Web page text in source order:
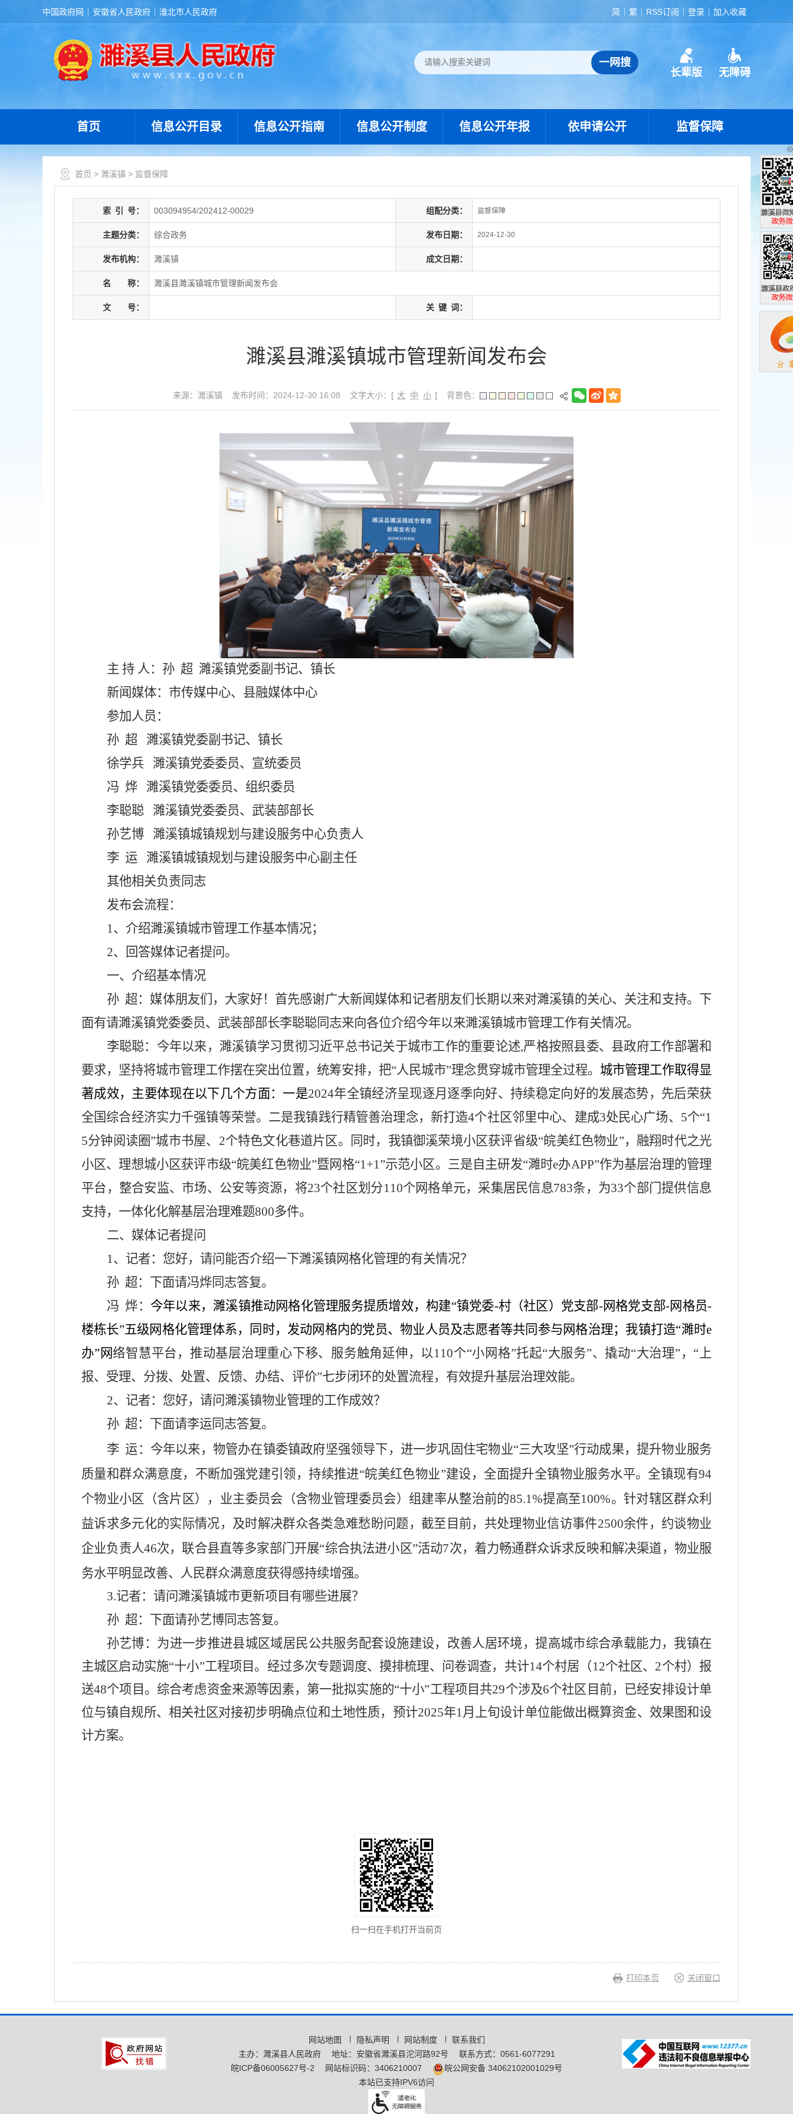
中国政府网 安徽省人民政府 淮北市人民政府 简 繁 RSS订阅 登录 加入收藏
长辈版 无障碍
首页 信息公开目录 信息公开指南 信息公开制度 信息公开年报 依申请公开 监督保障
首页 > 濉溪镇 > 监督保障
索 引 号： 003094954/202412-00029 组配分类： 监督保障
主题分类： 综合政务 发布日期： 2024-12-30
发布机构： 濉溪镇 成文日期：
名 称： 濉溪县濉溪镇城市管理新闻发布会
文 号： 关 键 词：
濉溪县濉溪镇城市管理新闻发布会
来源：濉溪镇 发布时间：2024-12-30 16:08 文字大小：[ 大 中 小 ] 背景色：
主 持 人： 孙 超 濉溪镇党委副书记、镇长
新闻媒体： 市传媒中心、县融媒体中心
参加人员：
孙 超
濉溪镇党委副书记、镇长
徐学兵
濉溪镇党委委员、宣统委员
冯 烨
濉溪镇党委委员、组织委员
李聪聪
濉溪镇党委委员、武装部部长
孙艺博
濉溪镇城镇规划与建设服务中心负责人
李 运
濉溪镇城镇规划与建设服务中心副主任
其他相关负责同志
发布会流程：
1、介绍濉溪镇城市管理工作基本情况；
2、回答媒体记者提问。
一、介绍基本情况
孙 超：媒体朋友们，大家好！首先感谢广大新闻媒体和记者朋友们长期以来对濉溪镇的关心、关注和支持。下
面有请濉溪镇党委委员、武装部部长李聪聪同志来向各位介绍今年以来濉溪镇城市管理工作有关情况。
李聪聪： 今年以来，濉溪镇学习贯彻习近平总书记关于城市工作的重要论述,严格按照县委、 县政府工作部署和
要求， 坚持将城市管理工作摆在突出位置， 统筹安排，把“人民城市”理念贯穿城市管理全过程。 城市管理工作取得显
著成效，主要体现在以下几个方面：一是2024年全镇经济呈现逐月逐季向好、持续稳定向好的发展态势， 先后荣获
全国综合经济实力千强镇等荣誉。二是我镇践行精管善治理念，新打造4个社区邻里中心、 建成3处民心广场、 5个“1
5分钟阅读圈”城市书屋、 2个特色文化巷道片区。同时，我镇御溪荣境小区获评省级“皖美红色物业”，融翔时代之光
小区、理想城小区获评市级“皖美红色物业”暨网格“1+1”示范小区。三是自主研发“濉时e办APP”作为基层治理的管理
平台，整合安监、市场、公安等资源，将23个社区划分110个网格单元，采集居民信息783条，为33个部门提供信息
支持，一体化化解基层治理难题800多件。
二、媒体记者提问
1、记者：您好，请问能否介绍一下濉溪镇网格化管理的有关情况？
孙 超：下面请冯烨同志答复。
冯 烨： 今年以来，濉溪镇推动网格化管理服务提质增效，构建“镇党委-村（社区）党支部-网格党支部-网格员-
楼栋长”五级网格化管理体系，同时，发动网格内的党员、物业人员及志愿者等共同参与网格治理；我镇打造“濉时e
办”网络智慧平台， 推动基层治理重心下移、服务触角延伸，以110个“小网格”托起“大服务”、撬动“大治理”， “ 上
报、受理、分拨、处置、反馈、办结、评价”七步闭环的处置流程，有效提升基层治理效能。
2、 记者：您好，请问濉溪镇物业管理的工作成效？
孙 超：下面请李运同志答复。
李 运：今年以来，物管办在镇委镇政府坚强领导下，进一步巩固住宅物业“三大攻坚”行动成果，提升物业服务
质量和群众满意度，不断加强党建引领，持续推进“皖美红色物业”建设，全面提升全镇物业服务水平。全镇现有94
个物业小区（含片区），业主委员会（含物业管理委员会）组建率从整治前的85.1%提高至100%。针对辖区群众利
益诉求多元化的实际情况，及时解决群众各类急难愁盼问题，截至目前，共处理物业信访事件2500余件，约谈物业
企业负责人46次，联合县直等多家部门开展“综合执法进小区”活动7次，着力畅通群众诉求反映和解决渠道，物业服
务水平明显改善、人民群众满意度获得感持续增强。
3.记者：请问濉溪镇城市更新项目有哪些进展？
孙 超：下面请孙艺博同志答复。
孙艺博： 为进一步推进县城区域居民公共服务配套设施建设，改善人居环境，提高城市综合承载能力，我镇在
主城区启动实施“十小”工程项目。经过多次专题调度、摸排梳理、问卷调查，共计14个村居（ 12个社区、 2个村）报
送48个项目。综合考虑资金来源等因素，第一批拟实施的“十小”工程项目共29个涉及6个社区目前，已经安排设计单
位与镇自规所、相关社区对接初步明确点位和土地性质，预计2025年1月上旬设计单位能做出概算资金、效果图和设
计方案。
扫一扫在手机打开当前页
打印本页 关闭窗口
网站地图 隐私声明 网站制度
联系我们
主办：濉溪县人民政府
地址：安徽省濉溪县沱河路92号
联系方式：0561-6077291
皖ICP备06005627号-2
网站标识码：3406210007
皖公网安备 34062102001029号
本站已支持IPV6访问
濉溪县政
政务微博
濉溪县政
政务微信